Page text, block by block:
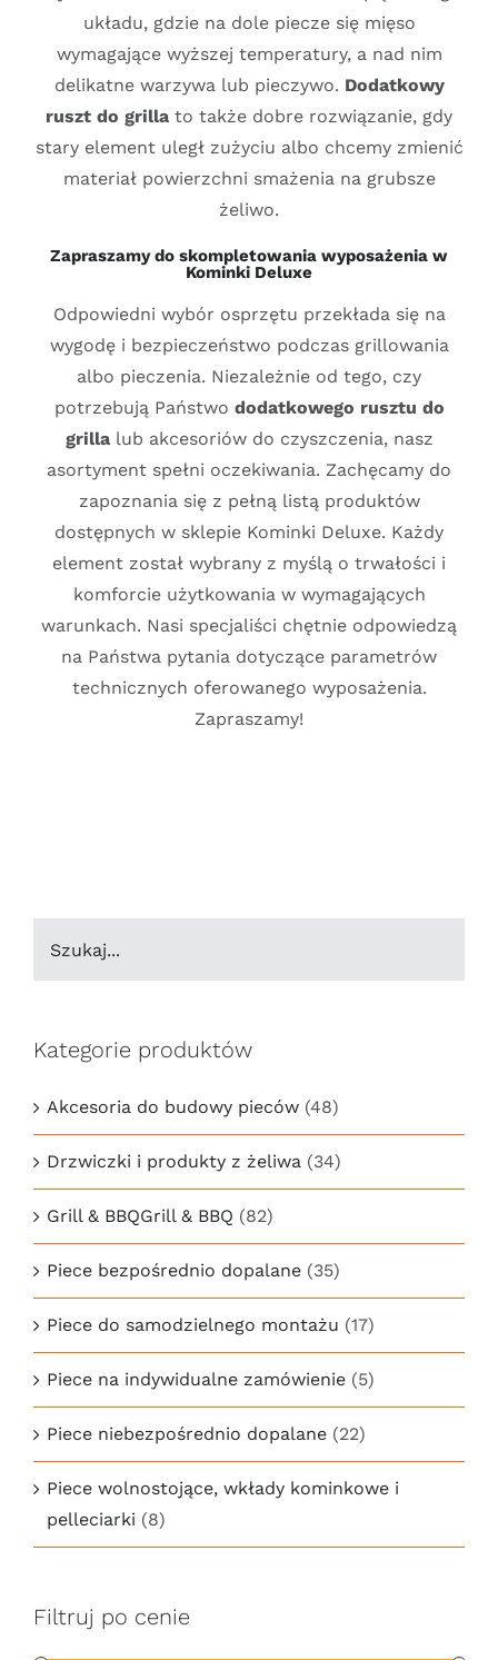
układu, gdzie na dole piecze się mięso
wymagające wyższej temperatury, a nad nim
delikatne warzywa lub pieczywo. Dodatkowy
ruszt do grilla to także dobre rozwiązanie, gdy
stary element uległ zużyciu albo chcemy zmienić
materiał powierzchni smażenia na grubsze
żeliwo.
Zapraszamy do skompletowania wyposażenia w
Kominki Deluxe
Odpowiedni wybór osprzętu przekłada się na
wygodę i bezpieczeństwo podczas grillowania
albo pieczenia. Niezależnie od tego, czy
potrzebują Państwo dodatkowego rusztu do
grillalub akcesoriów do czyszczenia, nasz
asortyment spełni oczekiwania. Zachęcamy do
zapoznania się z pełną listą produktów
dostępnych w sklepie Kominki Deluxe. Każdy
element został wybrany z myślą o trwałości i
komforcie użytkowania w wymagających
warunkach. Nasi specjaliści chętnie odpowiedzą
na Państwa pytania dotyczące parametrów
technicznych oferowanego wyposażenia.
Zapraszamy!
Kategorie produktów
Akcesoria do budowy pieców (48)
Drzwiczki i produkty z żeliwa (34)
Grill & BBQGrill & BBQ (82)
Piece bezpośrednio dopalane (35)
Piece do samodzielnego montażu (17)
Piece na indywidualne zamówienie (5)
Piece niebezpośrednio dopalane (22)
Piece wolnostojące, wkłady kominkowe i
pelleciarki (8)
Filtruj po cenie